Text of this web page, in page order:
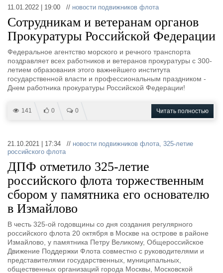
Журнал
Реклама
Конференции
Выставки и семинары
Личности
Словарь
Флот
Галерея флота
Форум
Отзывы
Все службы
11.01.2022 | 19:00 // новости подвижников флота
Сотрудникам и ветеранам органов
Прокуратуры Российской Федерации
Федеральное агентство морского и речного транспорта
поздравляет всех работников и ветеранов прокуратуры с 300-
летием образования этого важнейшего института
государственной власти и профессиональным праздником -
Днем работника прокуратуры Российской Федерации!
141 0 0 Читать полностью
21.10.2021 | 17:34 // новости подвижников флота, 325-летие
российского флота
ДПФ отметило 325-летие
российского флота торжественным
сбором у памятника его основателю
в Измайлово
В честь 325-ой годовщины со дня создания регулярного
российского флота 20 октября в Москве на острове в районе
Измайлово, у памятника Петру Великому, Общероссийское
Движение Поддержки Флота совместно с руководителями и
представителями государственных, муниципальных,
общественных организаций города Москвы, Московской